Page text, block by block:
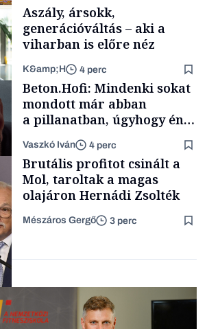
Aszály, ársokk,
generációváltás – aki a
viharban is előre néz
K&amp;H 4 perc
Beton.Hofi: Mindenki sokat
mondott már abban
a pillanatban, úgyhogy én
a legsarkosabb
gondolataimat akartam
kimondani
Vaszkó Iván 4 perc
Brutális profitot csinált a
Mol, taroltak a magas
olajáron Hernádi Zsolték
Mészáros Gergő 3 perc